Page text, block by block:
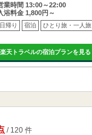
業時間 13:00～22:00
浴料金 1,800円～
日帰り 宿泊 ひとり旅・一人旅
楽天トラベルの宿泊プランを見る
/ 120 件